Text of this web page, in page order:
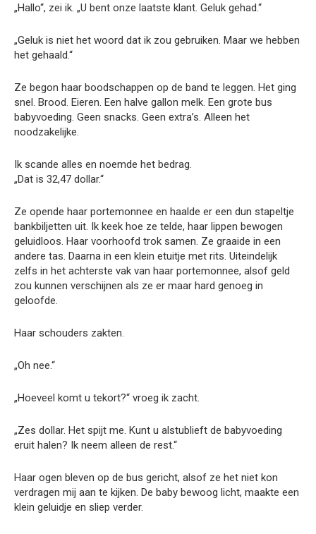
„Hallo“, zei ik. „U bent onze laatste klant. Geluk gehad.“
„Geluk is niet het woord dat ik zou gebruiken. Maar we hebben
het gehaald.“
Ze begon haar boodschappen op de band te leggen. Het ging
snel. Brood. Eieren. Een halve gallon melk. Een grote bus
babyvoeding. Geen snacks. Geen extra’s. Alleen het
noodzakelijke.
Ik scande alles en noemde het bedrag.
„Dat is 32,47 dollar.“
Ze opende haar portemonnee en haalde er een dun stapeltje
bankbiljetten uit. Ik keek hoe ze telde, haar lippen bewogen
geluidloos. Haar voorhoofd trok samen. Ze graaide in een
andere tas. Daarna in een klein etuitje met rits. Uiteindelijk
zelfs in het achterste vak van haar portemonnee, alsof geld
zou kunnen verschijnen als ze er maar hard genoeg in
geloofde.
Haar schouders zakten.
„Oh nee.“
„Hoeveel komt u tekort?“ vroeg ik zacht.
„Zes dollar. Het spijt me. Kunt u alstublieft de babyvoeding
eruit halen? Ik neem alleen de rest.“
Haar ogen bleven op de bus gericht, alsof ze het niet kon
verdragen mij aan te kijken. De baby bewoog licht, maakte een
klein geluidje en sliep verder.